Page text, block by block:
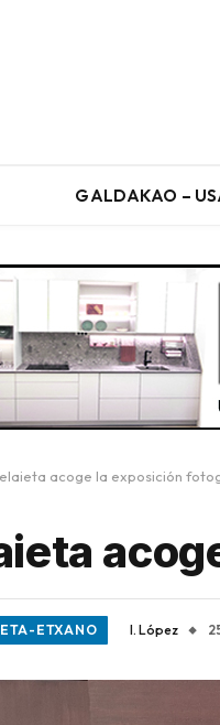
GALDAKAO –
acoge la exposición
ETXANO I. López